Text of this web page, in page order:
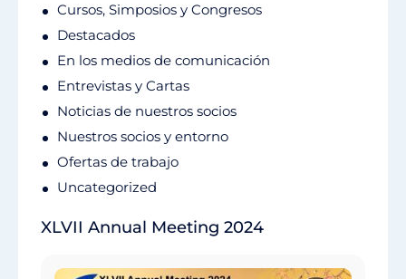
Cursos, Simposios y Congresos
Destacados
En los medios de comunicación
Entrevistas y Cartas
Noticias de nuestros socios
Nuestros socios y entorno
Ofertas de trabajo
Uncategorized
XLVII Annual Meeting 2024